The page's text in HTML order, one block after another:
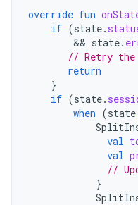
override fun
if (state.
        &&
state.
// Retry the
return
}
if (state.
when (state
val
val
//
}